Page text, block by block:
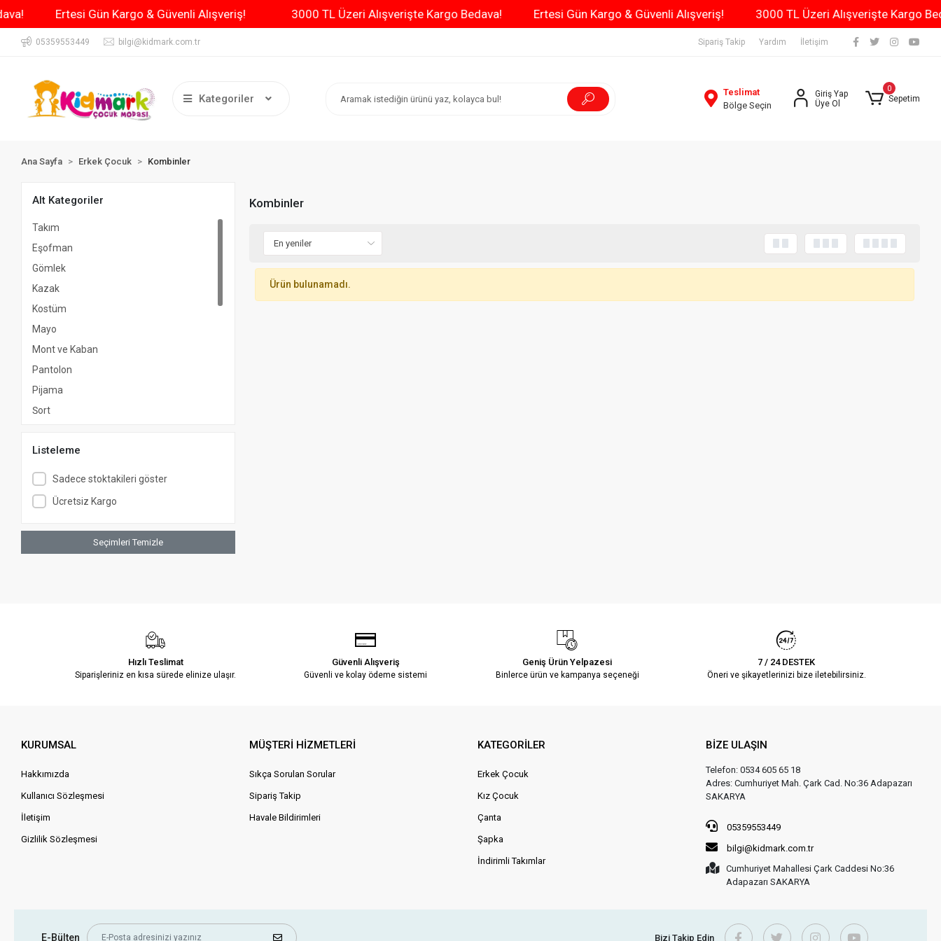
Ertesi Gün Kargo & Güvenli Alışveriş! 3000 TL Üzeri Alışverişte Kargo Bedava! Ertesi Gün Kargo & Güvenli Alışveriş! 3000 TL Üzeri Alışverişte
05359553449 bilgi@kidmark.com.tr Sipariş Takip Yardım İletişim
Kategoriler
Teslimat
Bölge Seçin
Giriş Yap
Üye Ol
0
Sepetim
Ana Sayfa Erkek Çocuk Kombinler
Alt Kategoriler
Takım
Eşofman
Gömlek
Kazak
Kostüm
Mayo
Mont ve Kaban
Pantolon
Pijama
Şort
Sweatshirt
Tişört
Yağmurluk
Yelek
Salopet
Listeleme
Sadece stoktakileri göster
Ücretsiz Kargo
Seçimleri Temizle
Kombinler
Ürün bulunamadı.
Hızlı Teslimat
Siparişleriniz en kısa sürede elinize ulaşır.
Güvenli Alışveriş
Güvenli ve kolay ödeme sistemi
Geniş Ürün Yelpazesi
Binlerce ürün ve kampanya seçeneği
7 / 24 DESTEK
Öneri ve şikayetlerinizi bize iletebilirsiniz.
KURUMSAL
Hakkımızda
Kullanıcı Sözleşmesi
İletişim
Gizlilik Sözleşmesi
MÜŞTERİ HİZMETLERİ
Sıkça Sorulan Sorular
Sipariş Takip
Havale Bildirimleri
KATEGORİLER
Erkek Çocuk
Kız Çocuk
Çanta
Şapka
İndirimli Takımlar
BİZE ULAŞIN
Telefon: 0534 605 65 18
Adres: Cumhuriyet Mah. Çark Cad. No:36 Adapazarı
SAKARYA
05359553449
bilgi@kidmark.com.tr
Cumhuriyet Mahallesi Çark Caddesi No:36
Adapazarı SAKARYA
E-Bülten Bizi Takip Edin